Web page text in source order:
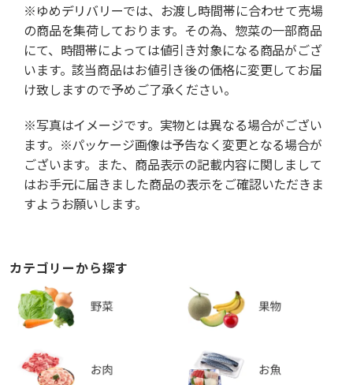
※ゆめデリバリーでは、お渡し時間帯に合わせて売場
の商品を集荷しております。その為、惣菜の一部商品
にて、時間帯によっては値引き対象になる商品がござ
います。該当商品はお値引き後の価格に変更してお届
け致しますので予めご了承ください。
※写真はイメージです。実物とは異なる場合がござい
ます。※パッケージ画像は予告なく変更となる場合が
ございます。また、商品表示の記載内容に関しまして
はお手元に届きました商品の表示をご確認いただきま
すようお願いします。
カテゴリーから探す